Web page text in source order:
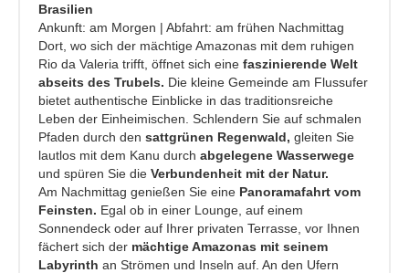
Brasilien
Ankunft: am Morgen | Abfahrt: am frühen Nachmittag
Dort, wo sich der mächtige Amazonas mit dem ruhigen
Rio da Valeria trifft, öffnet sich eine faszinierende Welt
abseits des Trubels. Die kleine Gemeinde am Flussufer
bietet authentische Einblicke in das traditionsreiche
Leben der Einheimischen. Schlendern Sie auf schmalen
Pfaden durch den sattgrünen Regenwald, gleiten Sie
lautlos mit dem Kanu durch abgelegene Wasserwege
und spüren Sie die Verbundenheit mit der Natur.
Am Nachmittag genießen Sie eine Panoramafahrt vom
Feinsten. Egal ob in einer Lounge, auf einem
Sonnendeck oder auf Ihrer privaten Terrasse, vor Ihnen
fächert sich der mächtige Amazonas mit seinem
Labyrinth an Strömen und Inseln auf. An den Ufern